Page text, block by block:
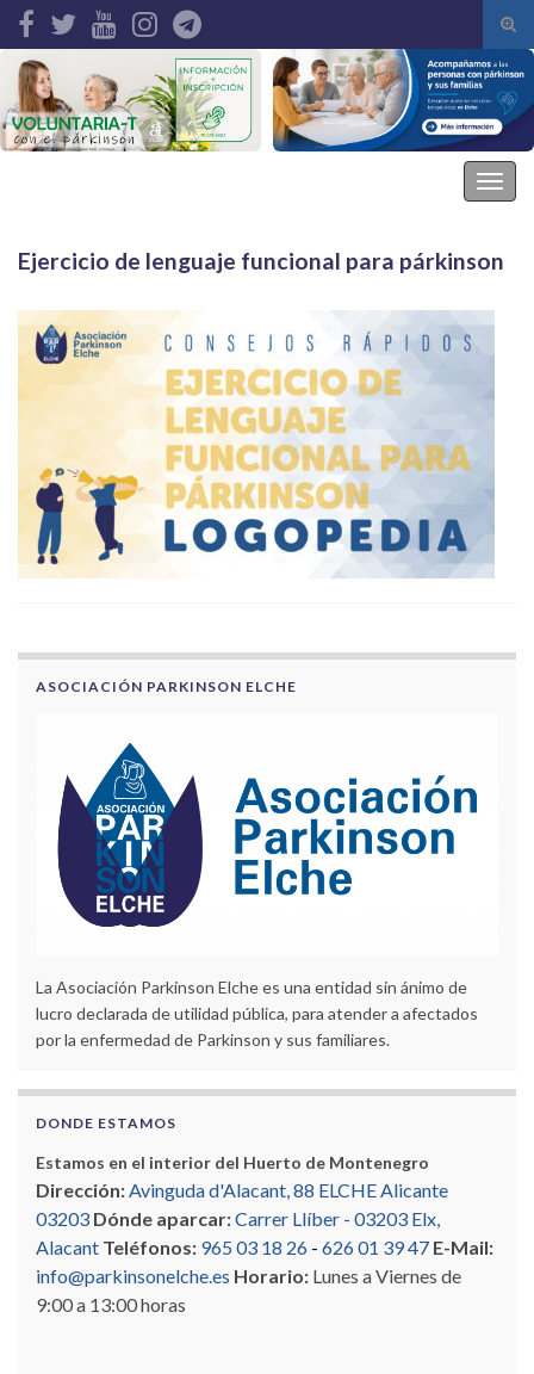
de
Search for:
Ejercicio de lenguaje funcional para párkinson
ASOCIACIÓN PARKINSON ELCHE
La Asociación Parkinson Elche es una entidad sin ánimo de
lucro declarada de utilidad pública, para atender a afectados
por la enfermedad de Parkinson y sus familiares.
DONDE ESTAMOS
Estamos en el interior del Huerto de Montenegro
Dirección:Avinguda d'Alacant, 88 ELCHE Alicante
03203 Dónde aparcar:Carrer Llíber - 03203 Elx,
Alacant Teléfonos: 965 03 18 26 - 626 01 39 47 E-Mail:
info@parkinsonelche.es Horario: Lunes a Viernes de
9:00 a 13:00 horas